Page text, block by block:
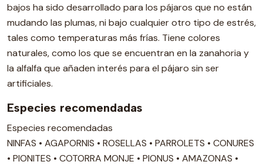
bajos ha sido desarrollado para los pájaros que no están
mudando las plumas, ni bajo cualquier otro tipo de estrés,
tales como temperaturas más frías. Tiene colores
naturales, como los que se encuentran en la zanahoria y
la alfalfa que añaden interés para el pájaro sin ser
artificiales.
Especies recomendadas
Especies recomendadas
NINFAS • AGAPORNIS • ROSELLAS • PARROLETS • CONURES
• PIONITES • COTORRA MONJE • PIONUS • AMAZONAS •